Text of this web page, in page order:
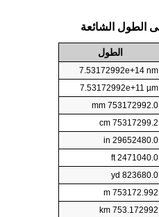
الطول
7.53172992e+14 nm
7.53172992e+11 µm
753172992.0 mm
75317299.2 cm
29652480.0 in
2471040.0 ft
823680.0 yd
753172.992 m
753.172992 km